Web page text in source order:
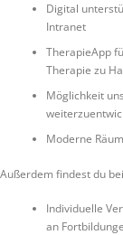
Digital
Intranet
TherapieApp
Therapie zu
Möglichkeit
Moderne
Außerdem findest du
Individuelle
an